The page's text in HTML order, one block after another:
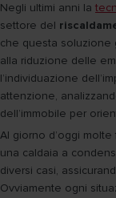
Negli ultimi anni la
settore del
che questa soluzione
alla riduzione delle
l’individuazione
attenzione,
dell’immobile per
Al giorno d’oggi
una caldaia a
diversi casi,
Ovviamente ogni